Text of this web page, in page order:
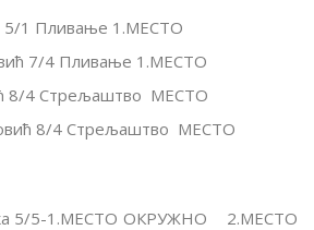
5/1 Пливање 1.МЕСТО
7/4 Пливање 1.МЕСТО
8/4 Стрељаштво МЕСТО
8/4 Стрељаштво МЕСТО
5/5-1.МЕСТО ОКРУЖНО 2.МЕСТО